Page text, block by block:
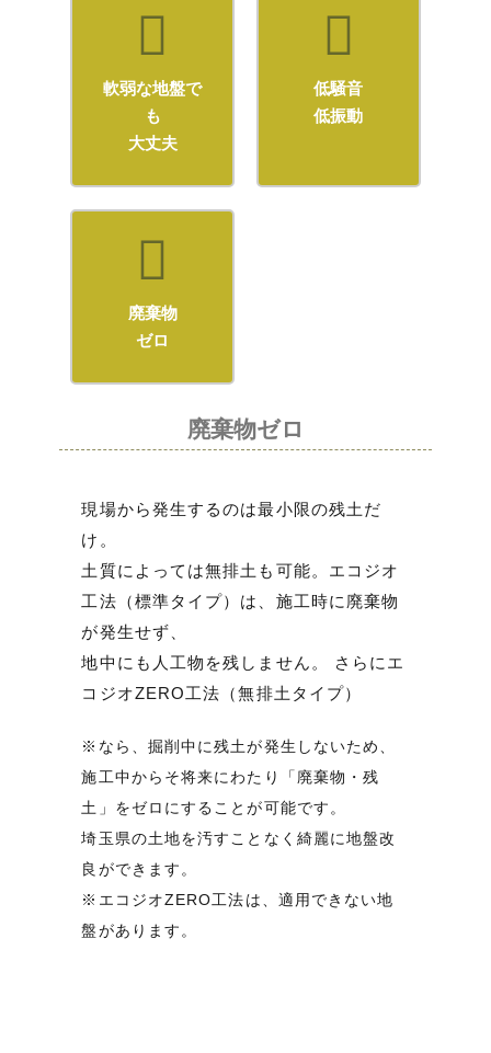
軟弱な地盤で
も
大丈夫
低騒音
低振動
廃棄物
ゼロ
廃棄物ゼロ
現場から発生するのは最小限の残土だ
け。
土質によっては無排土も可能。エコジオ
工法（標準タイプ）は、施工時に廃棄物
が発生せず、
地中にも人工物を残しません。 さらにエ
コジオZERO工法（無排土タイプ）
※なら、掘削中に残土が発生しないため、
施工中からそ将来にわたり「廃棄物・残
土」をゼロにすることが可能です。
埼玉県の土地を汚すことなく綺麗に地盤改
良ができます。
※エコジオZERO工法は、適用できない地
盤があります。